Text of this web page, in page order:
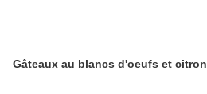
Gâteaux au blancs d'oeufs et citron